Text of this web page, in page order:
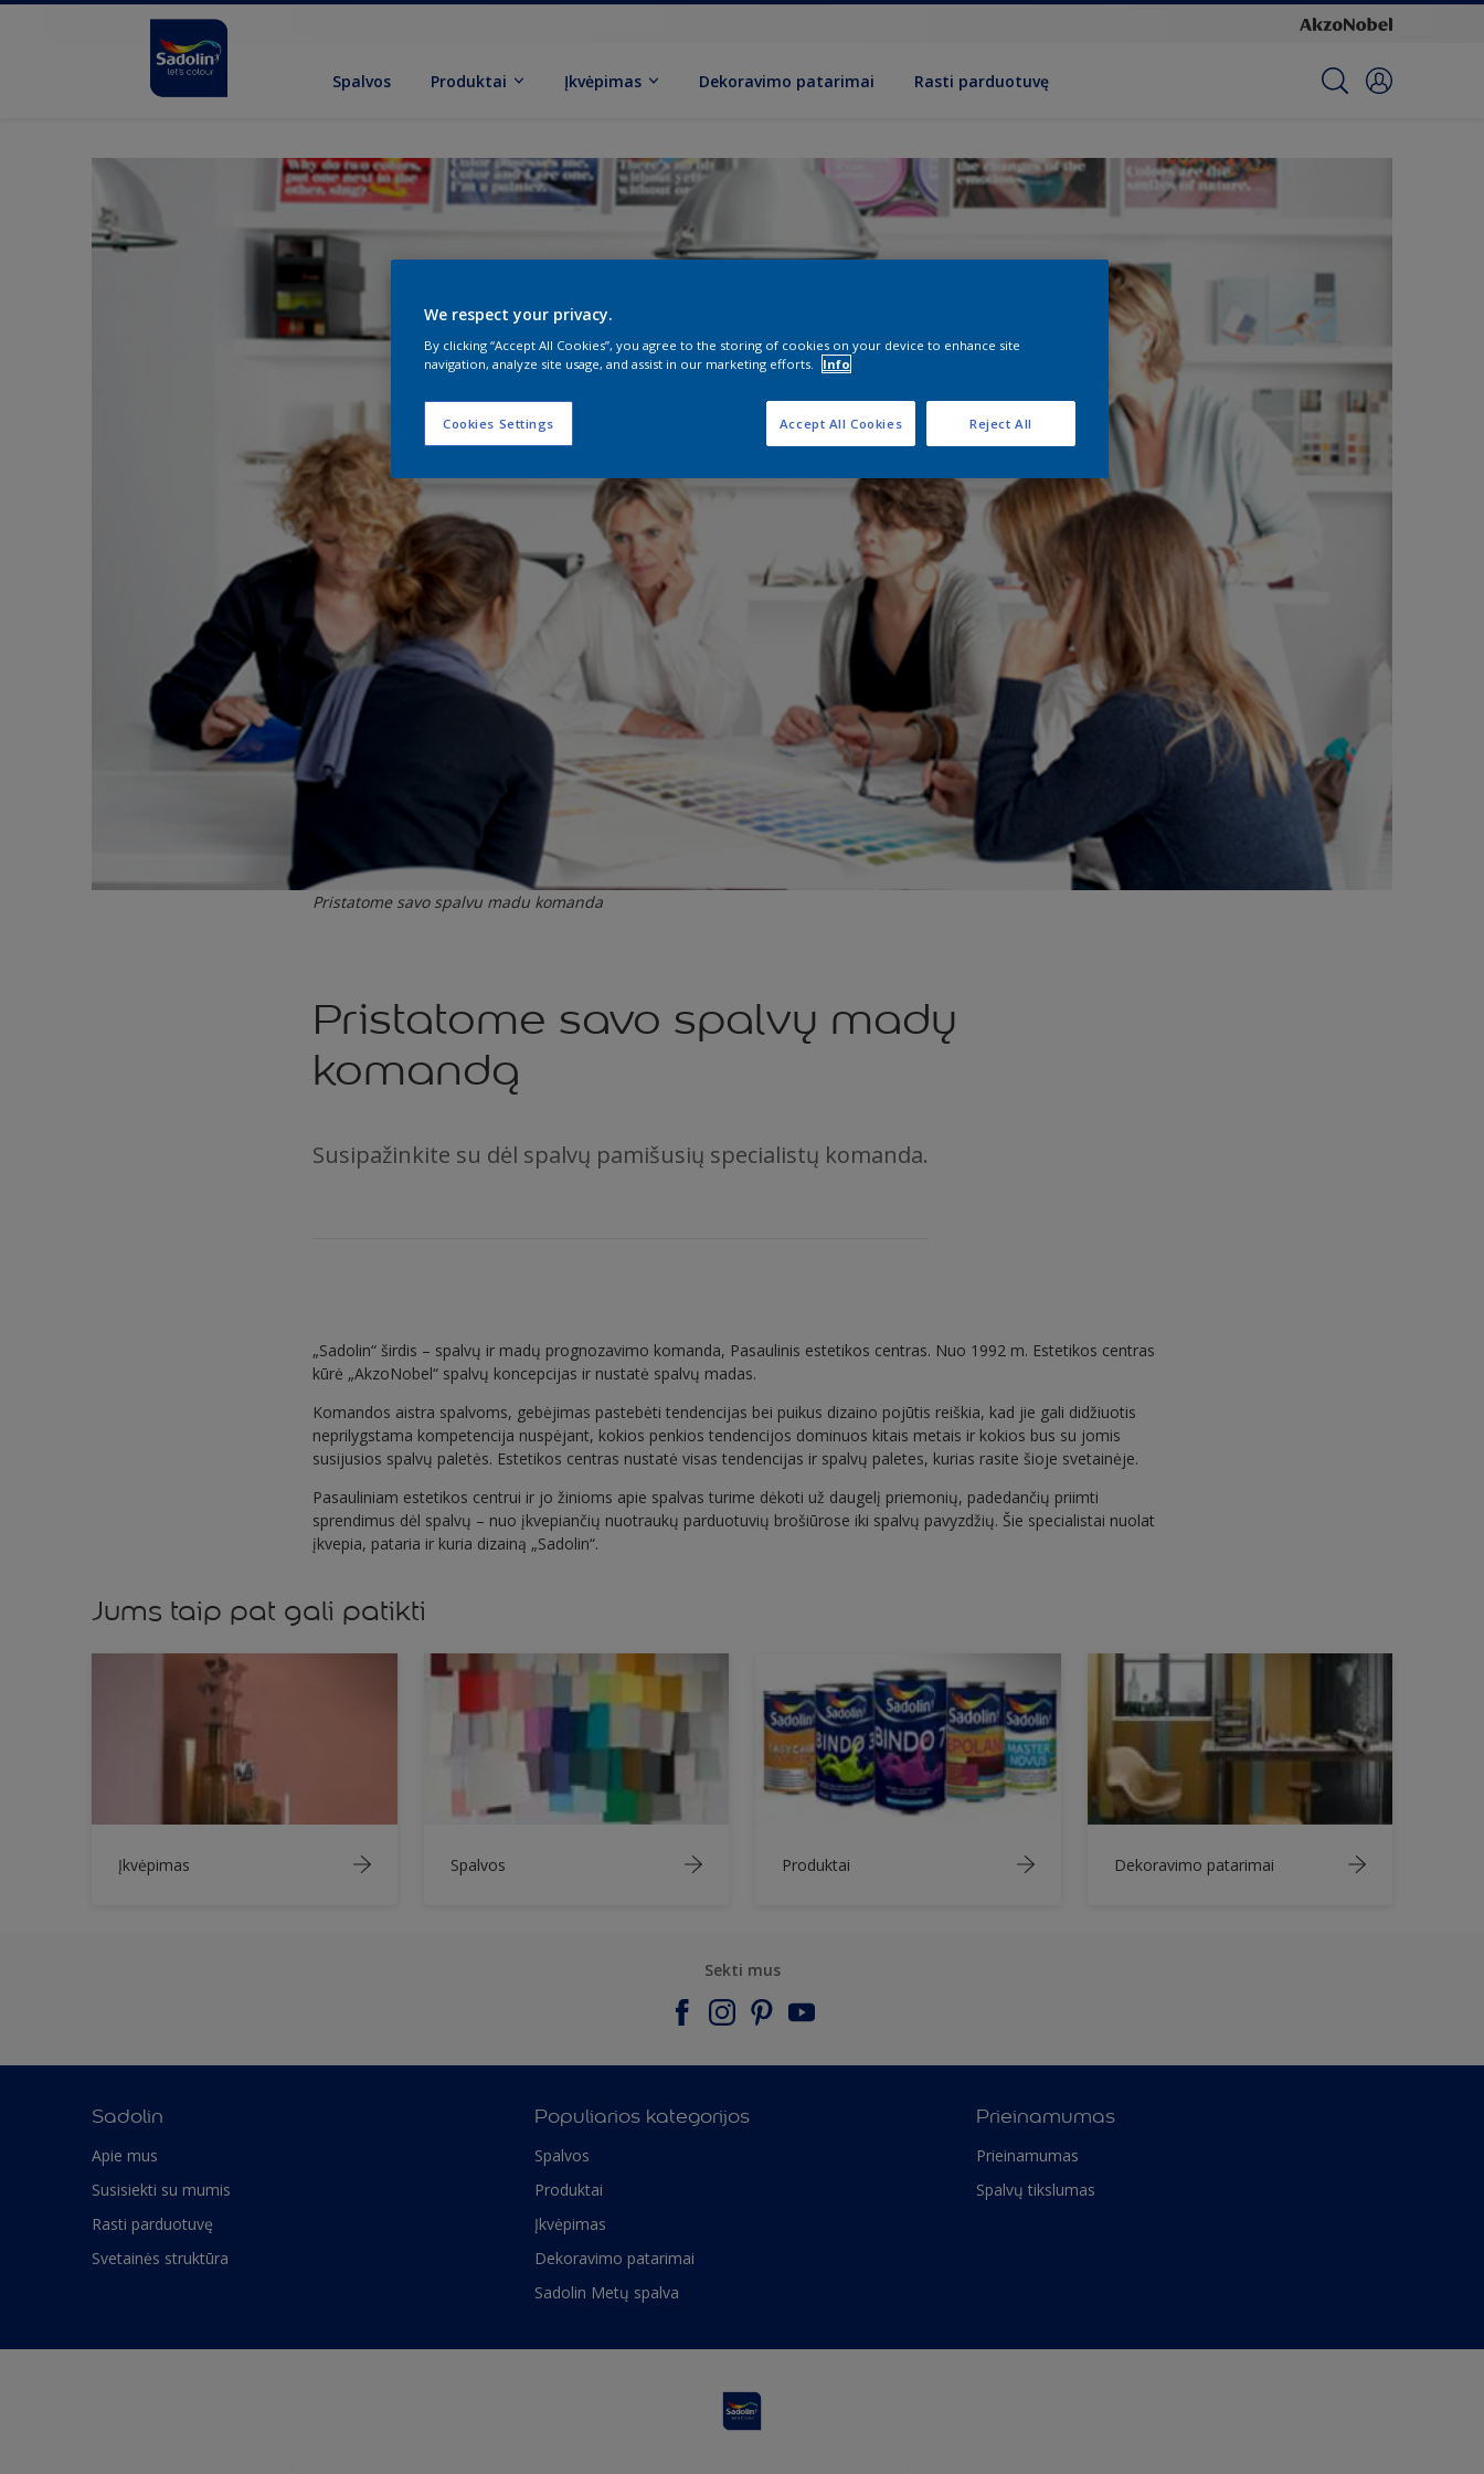
Spalvos Produktai Įkvėpimas Dekoravimo patarimai Rasti parduotuvę
Pristatome savo spalvu madu komanda
Pristatome savo spalvų madų
komandą
Susipažinkite su dėl spalvų pamišusių specialistų komanda.
„Sadolin“ širdis – spalvų ir madų prognozavimo komanda, Pasaulinis estetikos centras. Nuo 1992 m. Estetikos centras
kūrė „AkzoNobel“ spalvų koncepcijas ir nustatė spalvų madas.
Komandos aistra spalvoms, gebėjimas pastebėti tendencijas bei puikus dizaino pojūtis reiškia, kad jie gali didžiuotis
neprilygstama kompetencija nuspėjant, kokios penkios tendencijos dominuos kitais metais ir kokios bus su jomis
susijusios spalvų paletės. Estetikos centras nustatė visas tendencijas ir spalvų paletes, kurias rasite šioje svetainėje.
Pasauliniam estetikos centrui ir jo žinioms apie spalvas turime dėkoti už daugelį priemonių, padedančių priimti
sprendimus dėl spalvų – nuo įkvepiančių nuotraukų parduotuvių brošiūrose iki spalvų pavyzdžių. Šie specialistai nuolat
įkvepia, pataria ir kuria dizainą „Sadolin“.
Jums taip pat gali patikti
Įkvėpimas Spalvos Produktai Dekoravimo patarimai
Sekti mus
Sadolin
Apie mus
Susisiekti su mumis
Rasti parduotuvę
Svetainės struktūra
Populiarios kategorijos
Spalvos
Produktai
Įkvėpimas
Dekoravimo patarimai
Sadolin Metų spalva
Prieinamumas
Prieinamumas
Spalvų tikslumas
We respect your privacy.
By clicking “Accept All Cookies”, you agree to the storing of cookies on your device to enhance site
navigation, analyze site usage, and assist in our marketing efforts.
Info
Cookies Settings Reject All
Accept All Cookies